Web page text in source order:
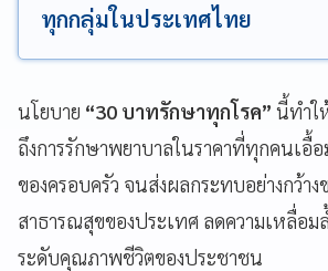
ทุกกลุ่มในประเทศไทย
นโยบาย “30 บาทรักษาทุกโรค” นี้ทำใ
ถึงการรักษาพยาบาลในราคาที่ทุกคนเอื้อ
ของครอบครัว จนส่งผลกระทบอย่างกว้าง
สาธารณสุขของประเทศ ลดความเหลื่อม
ระดับคุณภาพชีวิตของประชาชน